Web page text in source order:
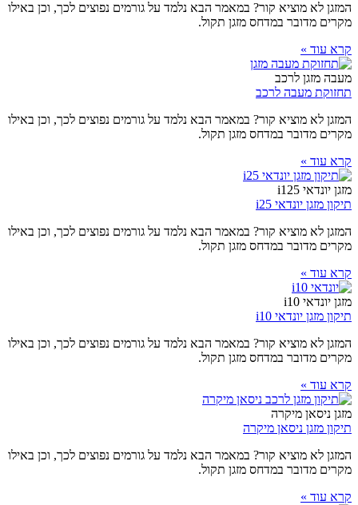
המזגן לא מוציא קור? במאמר הבא נלמד על גורמים נפוצים לכך, וכן באילו
מקרים מדובר במדחס מזגן תקול.
קרא עוד »
מעבה מזגן לרכב
תחזוקת מעבה לרכב
המזגן לא מוציא קור? במאמר הבא נלמד על גורמים נפוצים לכך, וכן באילו
מקרים מדובר במדחס מזגן תקול.
קרא עוד »
מזגן יונדאי i125
תיקון מזגן יונדאי i25
המזגן לא מוציא קור? במאמר הבא נלמד על גורמים נפוצים לכך, וכן באילו
מקרים מדובר במדחס מזגן תקול.
קרא עוד »
מזגן יונדאי i10
תיקון מזגן יונדאי i10
המזגן לא מוציא קור? במאמר הבא נלמד על גורמים נפוצים לכך, וכן באילו
מקרים מדובר במדחס מזגן תקול.
קרא עוד »
מזגן ניסאן מיקרה
תיקון מזגן ניסאן מיקרה
המזגן לא מוציא קור? במאמר הבא נלמד על גורמים נפוצים לכך, וכן באילו
מקרים מדובר במדחס מזגן תקול.
קרא עוד »